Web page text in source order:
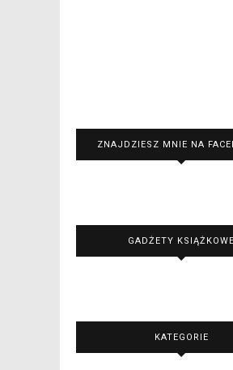
ZNAJDZIESZ MNIE NA
GADŻETY KSIĄŻKOWE
KATEGORIE